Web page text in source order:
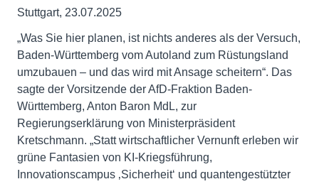
Stuttgart, 23.07.2025
„Was Sie hier planen, ist nichts anderes als der Versuch,
Baden-Württemberg vom Autoland zum Rüstungsland
umzubauen – und das wird mit Ansage scheitern“. Das
sagte der Vorsitzende der AfD-Fraktion Baden-
Württemberg, Anton Baron MdL, zur
Regierungserklärung von Ministerpräsident
Kretschmann. „Statt wirtschaftlicher Vernunft erleben wir
grüne Fantasien von KI-Kriegsführung,
Innovationscampus ‚Sicherheit‘ und quantengestützter